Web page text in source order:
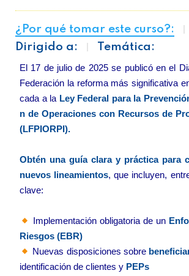
¿Por qué tomar este curso?:
Dirigido a:
Temática:
El 17 de juliode 2025se publicó enel
Federación la reforma mássignificativa
cada a la Ley Federal para la Prevenció
n de Operaciones con Recursos de
(LFPIORPI).
Obtén una guía clara y práctica para
nuevos lineamientos,que incluyen,
clave:
Implementaciónobligatoriade un
Riesgos (EBR)
Nuevas disposicionessobre
identificación de clientes y PEPs